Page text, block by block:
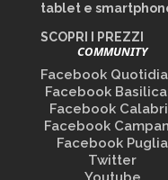
tablet e
SCOPRI I PREZZI
COMMUNITY
Facebook
Facebook
Facebook
Facebook
Facebook Puglia
Twitter